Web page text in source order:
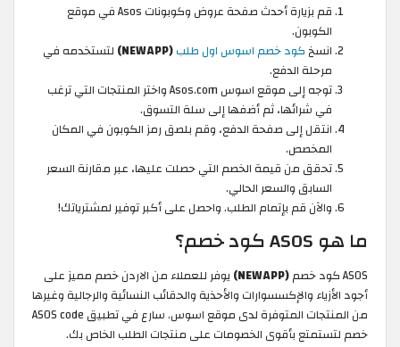
قم بزيارة أحدث صفحة عروض وكوبونات Asos في موقع
الكوبون.
انسخ كود خصم اسوس اول طلب(NEWAPP)
لتستخدمه في
مرحلة الدفع.
توجه إلى موقع اسوس Asos.com واختر المنتجات التي ترغب
في شرائها، ثم أضفها إلى سلة التسوق.
انتقل إلى صفحة الدفع، وقم بلصق رمز الكوبون في المكان
المخصص.
تحقق من قيمة الخصم التي حصلت عليها، عبر مقارنة السعر
السابق والسعر الحالي.
والآن قم بإتمام الطلب. واحصل على أكبر توفير لمشترياتك!
ما هو ASOS كود خصم؟
ASOS كود خصم (NEWAPP)
يوفر للعملاء من الاردن خصم مميز على
أجود الأزياء والإكسسوارات والأحذية والحقائب النسائية والرجالية وغيرها
من المنتجات المتوفرة لدى موقع اسوس. سارع في تطبيق ASOS code
خصم لتستمتع بأقوى الخصومات على منتجات الطلب الخاص بك.